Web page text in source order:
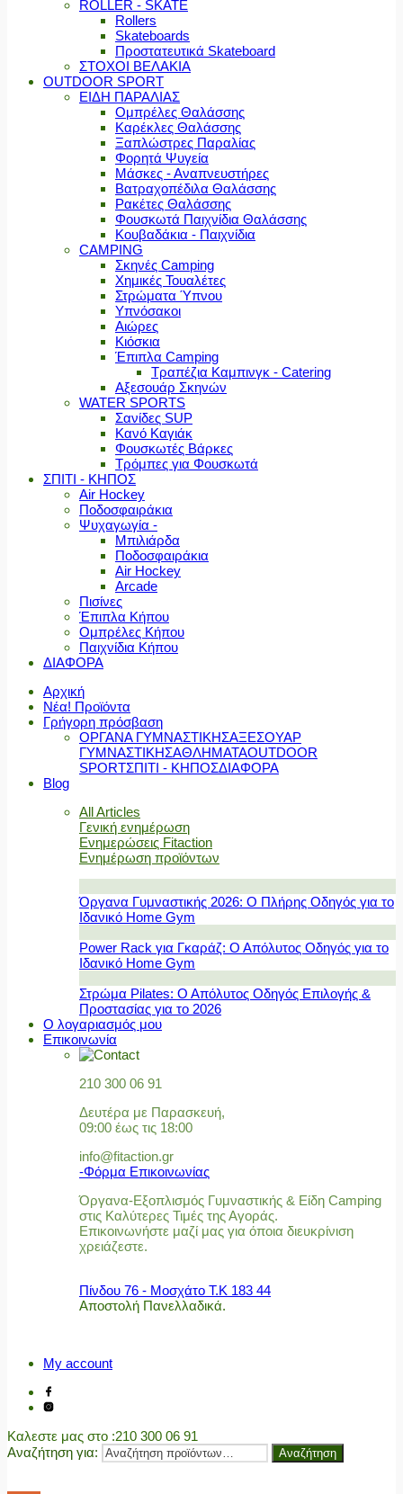
ROLLER - SKATE
Rollers
Skateboards
Προστατευτικά Skateboard
ΣΤΟΧΟΙ ΒΕΛΑΚΙΑ
OUTDOOR SPORT
ΕΙΔΗ ΠΑΡΑΛΙΑΣ
Ομπρέλες Θαλάσσης
Καρέκλες Θαλάσσης
Ξαπλώστρες Παραλίας
Φορητά Ψυγεία
Μάσκες - Αναπνευστήρες
Βατραχοπέδιλα Θαλάσσης
Ρακέτες Θαλάσσης
Φουσκωτά Παιχνίδια Θαλάσσης
Κουβαδάκια - Παιχνίδια
CAMPING
Σκηνές Camping
Χημικές Τουαλέτες
Στρώματα Ύπνου
Υπνόσακοι
Αιώρες
Κιόσκια
Έπιπλα Camping
Τραπέζια Καμπινγκ - Catering
Αξεσουάρ Σκηνών
WATER SPORTS
Σανίδες SUP
Κανό Καγιάκ
Φουσκωτές Βάρκες
Τρόμπες για Φουσκωτά
ΣΠΙΤΙ - ΚΗΠΟΣ
Air Hockey
Ποδοσφαιράκια
Ψυχαγωγία -
Μπιλιάρδα
Ποδοσφαιράκια
Air Hockey
Arcade
Πισίνες
Έπιπλα Κήπου
Ομπρέλες Κήπου
Παιχνίδια Κήπου
ΔΙΑΦΟΡΑ
Αρχική
Νέα! Προϊόντα
Γρήγορη πρόσβαση
ΟΡΓΑΝΑ ΓΥΜΝΑΣΤΙΚΗΣΑΞΕΣΟΥΑΡ
ΓΥΜΝΑΣΤΙΚΗΣΑΘΛΗΜΑΤΑOUTDOOR
SPORTΣΠΙΤΙ - ΚΗΠΟΣΔΙΑΦΟΡΑ
Blog
All Articles
Γενική ενημέρωση
Ενημερώσεις Fitaction
Ενημέρωση προϊόντων
Όργανα Γυμναστικής 2026: Ο Πλήρης Οδηγός για το
Ιδανικό Home Gym
Power Rack για Γκαράζ: Ο Απόλυτος Οδηγός για το
Ιδανικό Home Gym
Στρώμα Pilates: Ο Απόλυτος Οδηγός Επιλογής &
Προστασίας για το 2026
Ο λογαριασμός μου
Επικοινωνία
210 300 06 91
Δευτέρα με Παρασκευή,
09:00 έως τις 18:00
info@fitaction.gr
-Φόρμα Επικοινωνίας
Όργανα-Εξοπλισμός Γυμναστικής & Είδη Camping
στις Καλύτερες Τιμές της Αγοράς.
Επικοινωνήστε μαζί μας για όποια διευκρίνιση
χρειάζεστε.
Πίνδου 76 - Μοσχάτο Τ.Κ 183 44
Αποστολή Πανελλαδικά.
My account
Καλεστε μας στο :210 300 06 91
Αναζήτηση για:
Αναζήτηση